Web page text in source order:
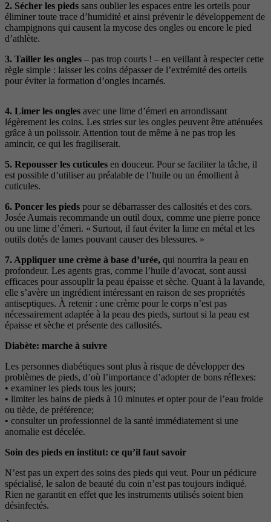
2. Sécher les pieds sans oublier les espaces entre les orteils pour
éliminer toute trace d’humidité et ainsi prévenir le développement de
champignons qui causent la mycose des ongles ou encore le pied
d’athlète.
3. Tailler les ongles – pas trop courts ! – en veillant à respecter cette
règle simple : laisser les coins dépasser de l’extrémité des orteils
pour éviter la formation d’ongles incarnés.
4. Limer les ongles avec une lime d’émeri en arrondissant
légèrement les coins. Les stries sur les ongles peuvent être atténuées
grâce à un polissoir. Attention tout de même à ne pas trop les
amincir, ce qui les fragiliserait.
5. Repousser les cuticules en douceur. Pour se faciliter la tâche, il
est possible d’utiliser au préalable de l’huile ou un émollient à
cuticules.
6. Poncer les pieds pour se débarrasser des callosités et des cors.
Josée Aumais recommande un outil doux, comme une pierre ponce
ou une lime d’émeri. « Surtout, il faut éviter la lime en métal et les
outils dotés de lames pouvant causer des blessures. »
7. Appliquer une crème à base d’urée, qui nourrira la peau en
profondeur. Les agents gras, comme l’huile d’avocat, sont aussi
efficaces pour assouplir la peau épaisse et sèche. Quant à la lavande,
elle s’avère un ingrédient intéressant en raison de ses propriétés
antiseptiques. À retenir : une crème pour le corps n’est pas
nécessairement adaptée à la peau des pieds, surtout si la peau est
épaisse et sèche et présente des callosités.
Diabète: marche à suivre
Les personnes diabétiques sont plus à risque de développer des
problèmes de pieds, d’où l’importance d’adopter de bons réflexes:
• examiner les pieds tous les jours;
• limiter les bains de pieds à 10 minutes et opter pour de l’eau froide
ou tiède, de préférence;
• consulter un professionnel de la santé immédiatement si une
anomalie est décelée.
Soin des pieds en institut: ce qu’il faut savoir
N’est pas un expert des soins des pieds qui veut. Pour un pédicure
spécialisé, le salon de beauté du coin n’est pas toujours indiqué.
Rien ne garantit en effet que les instruments utilisés soient bien
désinfectés.